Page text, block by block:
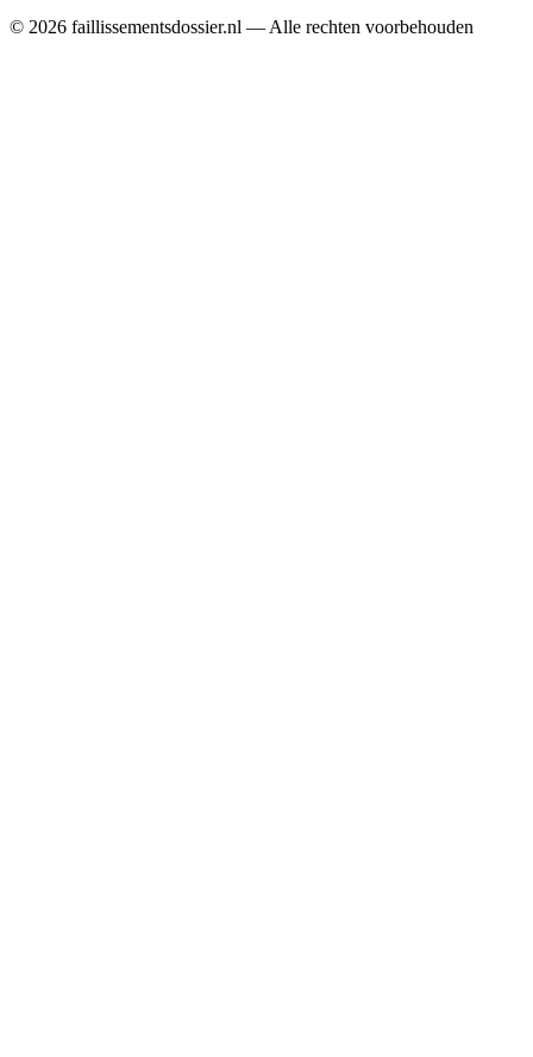
© 2026 faillissementsdossier.nl — Alle rechten voorbehouden